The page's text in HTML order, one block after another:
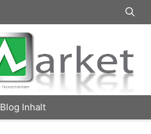
Blog Inhalt